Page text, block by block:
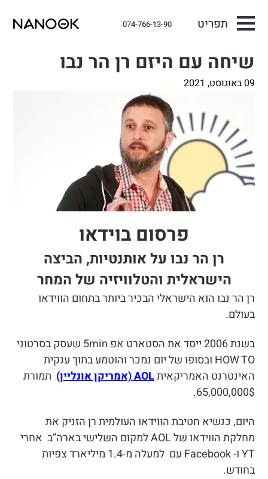
תפריט 074-766-13-90
שיחה עם היזם רן הר נבו
09 באוגוסט, 2021
פרסום בוידאו
רן הר נבו על אותנטיות, הביצה
הישראלית והטלוויזיה של המחר
רן הר נבו הוא הישראלי הבכיר ביותר בתחום הווידאו
בעולם.
בשנת 2006 ייסד את הסטארט אפ 5min שעסק בסרטוני
HOW TO ובסופו של יום נמכר והוטמע בתוך ענקית
האינטרנט האמריקאיתAOL (אמריקן אונליין)
תמורת
65,000,000$.
היום, כנשיא חטיבת הווידאו העולמית רן הזניק את
מחלקת הווידאו של AOL למקום השלישי בארה”ב אחרי
YT ו- Facebook עם למעלה מ-1.4 מיליארד צפיות
בחודש.